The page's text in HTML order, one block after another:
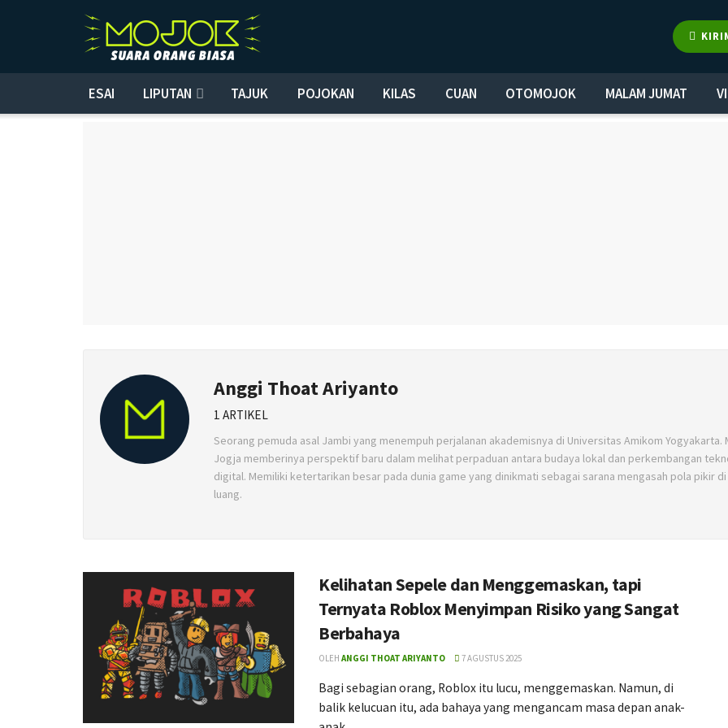
ESAI LIPUTAN TAJUK POJOKAN KILAS CUAN OTOMOJOK MALAM JUMAT
Anggi Thoat Ariyanto
1 ARTIKEL
Seorang pemuda asal Jambi yang menempuh perjalanan akademisnya di Universitas Amikom Yogyakarta.
Jogja memberinya perspektif baru dalam melihat perpaduan antara budaya lokal dan perkembangan
digital. Memiliki ketertarikan besar pada dunia game yang dinikmati sebagai sarana mengasah pola pikir
luang.
Kelihatan Sepele dan Menggemaskan, tapi
Ternyata Roblox Menyimpan Risiko yang Sangat
Berbahaya
OLEH ANGGI THOAT ARIYANTO 7 AGUSTUS 2025
Bagi sebagian orang, Roblox itu lucu, menggemaskan. Namun, di
balik kelucuan itu, ada bahaya yang mengancam masa depan anak-